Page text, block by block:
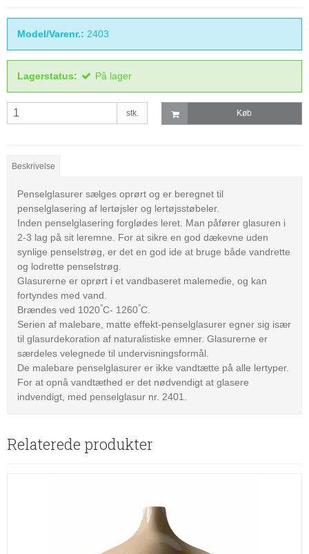
Model/Varenr.: 2403
Lagerstatus: På lager
stk. Køb
Beskrivelse
Penselglasurer sælges oprørt og er beregnet til
penselglasering af lertøjsler og lertøjsstøbeler.
Inden penselglasering forglødes leret. Man påfører glasuren i
2-3 lag på sit leremne. For at sikre en god dækevne uden
synlige penselstrøg, er det en god ide at bruge både vandrette
og lodrette penselstrøg.
Glasurerne er oprørt i et vandbaseret malemedie, og kan
fortyndes med vand.
Brændes ved 1020°C- 1260°C.
Serien af malebare, matte effekt-penselglasurer egner sig især
til glasurdekoration af naturalistiske emner. Glasurerne er
særdeles velegnede til undervisningsformål.
De malebare penselglasurer er ikke vandtætte på alle lertyper.
For at opnå vandtæthed er det nødvendigt at glasere
indvendigt, med penselglasur nr. 2401.
Relaterede produkter